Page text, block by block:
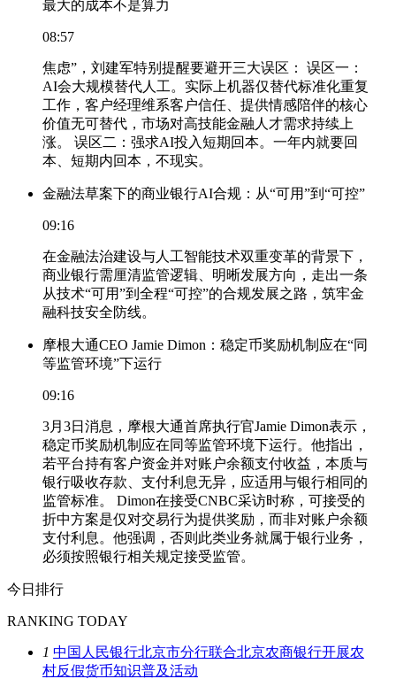
最大的成本不是算力
08:57
焦虑”，刘建军特别提醒要避开三大误区： 误区一：
AI会大规模替代人工。实际上机器仅替代标准化重复
工作，客户经理维系客户信任、提供情感陪伴的核心
价值无可替代，市场对高技能金融人才需求持续上
涨。 误区二：强求AI投入短期回本。一年内就要回
本、短期内回本，不现实。
金融法草案下的商业银行AI合规：从“可用”到“可控”
09:16
在金融法治建设与人工智能技术双重变革的背景下，
商业银行需厘清监管逻辑、明晰发展方向，走出一条
从技术“可用”到全程“可控”的合规发展之路，筑牢金
融科技安全防线。
摩根大通CEO Jamie Dimon：稳定币奖励机制应在“同
等监管环境”下运行
09:16
3月3日消息，摩根大通首席执行官Jamie Dimon表示，
稳定币奖励机制应在同等监管环境下运行。他指出，
若平台持有客户资金并对账户余额支付收益，本质与
银行吸收存款、支付利息无异，应适用与银行相同的
监管标准。 Dimon在接受CNBC采访时称，可接受的
折中方案是仅对交易行为提供奖励，而非对账户余额
支付利息。他强调，否则此类业务就属于银行业务，
必须按照银行相关规定接受监管。
今日排行
RANKING TODAY
1 中国人民银行北京市分行联合北京农商银行开展农
村反假货币知识普及活动